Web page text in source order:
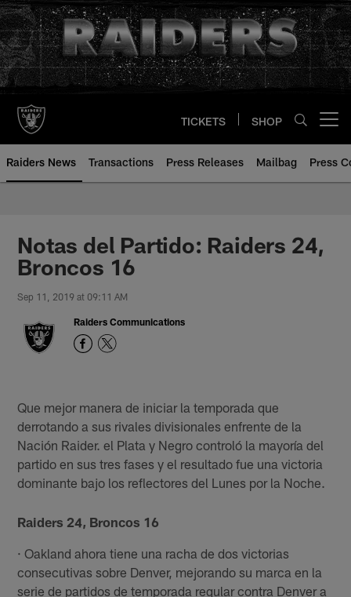
Skip
to
main
content
TICKETS SHOP
Raiders News Transactions Press Releases Mailbag Press
Notas del Partido: Raiders 24,
Broncos 16
Sep 11, 2019 at 09:11 AM
Raiders Communications
Que mejor manera de iniciar la temporada que
derrotando a sus rivales divisionales enfrente de la
Nación Raider. el Plata y Negro controló la mayoría del
partido en sus tres fases y el resultado fue una victoria
dominante bajo los reflectores del Lunes por la Noche.
Raiders 24, Broncos 16
· Oakland ahora tiene una racha de dos victorias
consecutivas sobre Denver, mejorando su marca en la
serie de partidos de temporada regular contra Denver a